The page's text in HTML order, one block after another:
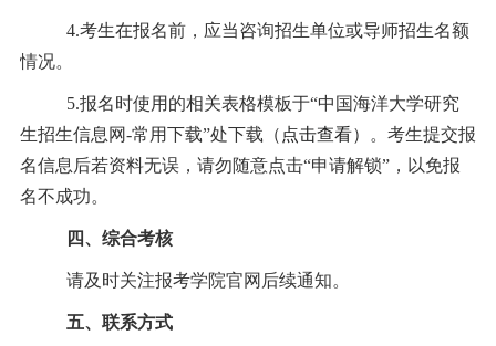
4.考生在报名前，应当咨询招生单位或导师招生名额
情况。
5.报名时使用的相关表格模板于“中国海洋大学研究
生招生信息网-常用下载”处下载（ 点击查看）。考生提交报
名信息后若资料无误，请勿随意点击“申请解锁”，以免报
名不成功。
四、 综合考核
请及时关注报考学院官网后续通知。
五、 联系方式